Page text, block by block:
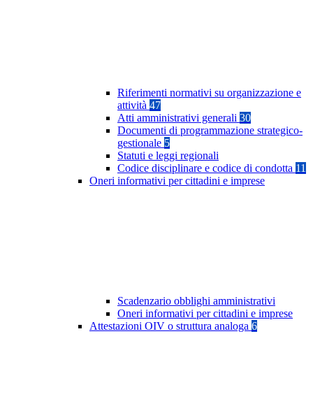
Riferimenti normativi su organizzazione e
attività 47
Atti amministrativi generali 30
Documenti di programmazione strategico-
gestionale 5
Statuti e leggi regionali
Codice disciplinare e codice di condotta 11
Oneri informativi per cittadini e imprese
Scadenzario obblighi amministrativi
Oneri informativi per cittadini e imprese
Attestazioni OIV o struttura analoga 6